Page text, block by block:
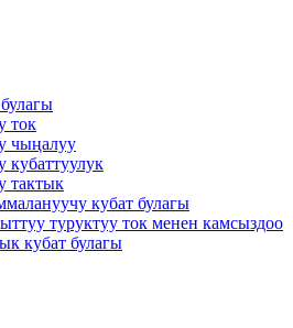
ток
чыңалуу
кубаттуулук
тактык
кубат булагы
туруктуу ток менен камсыздоо
кубат булагы